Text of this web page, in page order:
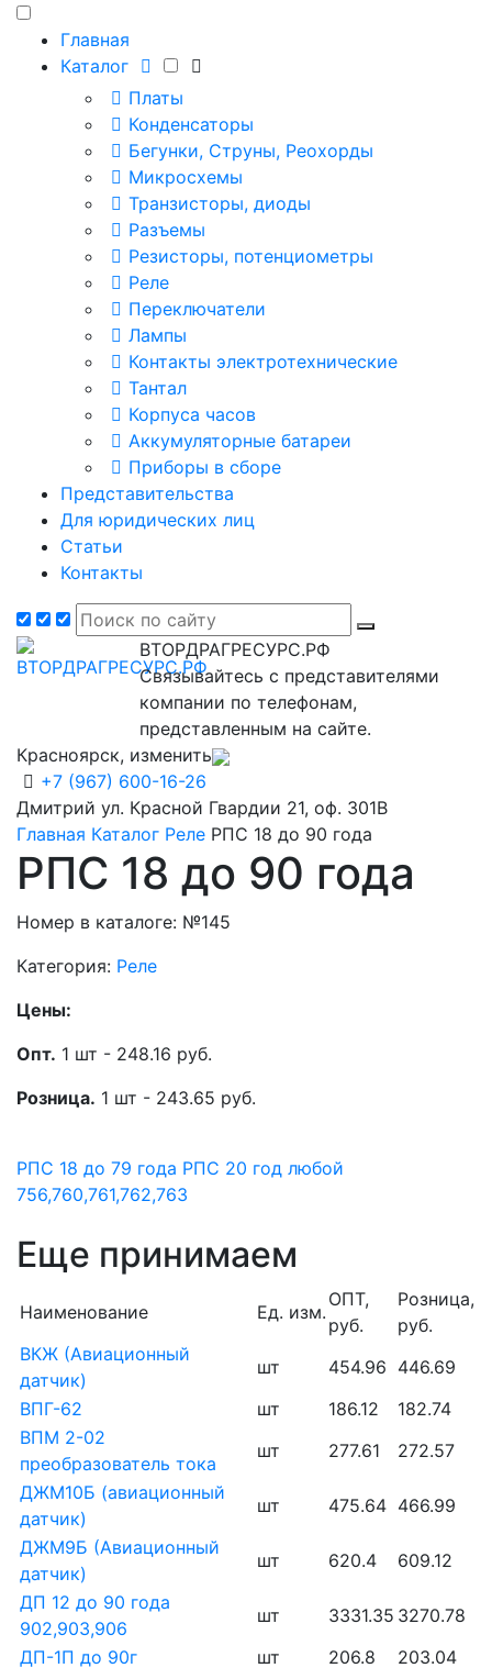
Главная
Каталог
Платы
Конденсаторы
Бегунки, Струны, Реохорды
Микросхемы
Транзисторы, диоды
Разъемы
Резисторы, потенциометры
Реле
Переключатели
Лампы
Контакты электротехнические
Тантал
Корпуса часов
Аккумуляторные батареи
Приборы в сборе
Представительства
Для юридических лиц
Статьи
Контакты
ВТОРДРАГРЕСУРС.РФ
Связывайтесь с представителями
компании по телефонам,
представленным на сайте.
Красноярск, изменить
+7 (967) 600-16-26
Дмитрий ул. Красной Гвардии 21, оф. 301В
Главная Каталог Реле РПС 18 до 90 года
РПС 18 до 90 года
Номер в каталоге: №145
Категория: Реле
Цены:
Опт. 1 шт - 248.16 руб.
Розница. 1 шт - 243.65 руб.
РПС 18 до 79 года РПС 20 год любой
756,760,761,762,763
Еще принимаем
Наименование Ед. изм.
ОПТ,
руб.
Розница,
руб.
ВКЖ (Авиационный
датчик)
шт 454.96 446.69
ВПГ-62
шт 186.12
182.74
ВПМ 2-02
преобразователь тока
шт 277.61
272.57
ДЖМ10Б (авиационный
датчик)
шт 475.64 466.99
ДЖМ9Б (Авиационный
датчик)
шт 620.4
609.12
ДП 12 до 90 года
902,903,906
шт 3331.35 3270.78
ДП-1П до 90г
шт 206.8
203.04